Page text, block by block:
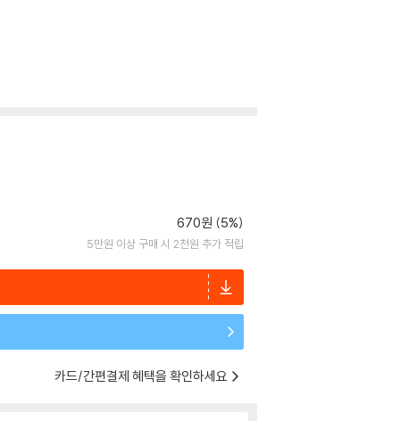
670원 (5%)
5만원 이상 구매 시 2천원 추가 적립
카드/간편결제 혜택을 확인하세요